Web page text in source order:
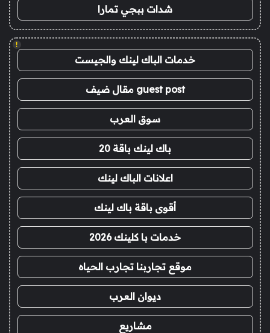
شدات ببجي تمارا
!
خدمات الباك لينك والجيست
guest post مقال ضيف
سوق العرب
باك لينك باقة 20
اعلانات الباك لينك
أقوى باقة باك لينك
خدمات با كلينك 2026
موقع تجاربنا تجارب الحياه
ديوان العرب
مشاريع